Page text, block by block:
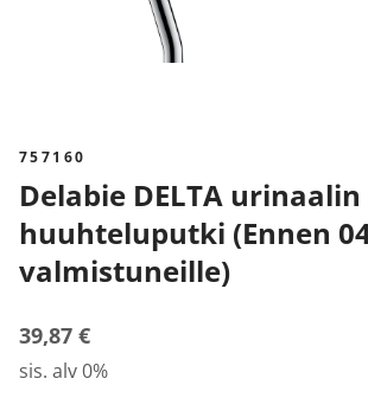
757160
Delabie DELTA urinaalin
huuhteluputki (Ennen
valmistuneille)
39,87 €
sis. alv 0%